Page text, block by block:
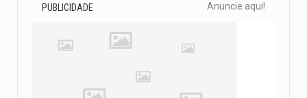
PUBLICIDADE Anuncie aqui!